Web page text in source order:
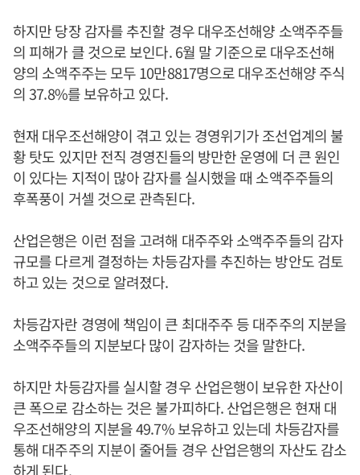
하지만 당장 감자를 추진할 경우 대우조선해양 소액주주들
의 피해가 클 것으로 보인다. 6월 말 기준으로 대우조선해
양의 소액주주는 모두 10만8817명으로 대우조선해양 주식
의 37.8%를 보유하고 있다.
현재 대우조선해양이 겪고 있는 경영위기가 조선업계의 불
황 탓도 있지만 전직 경영진들의 방만한 운영에 더 큰 원인
이 있다는 지적이 많아 감자를 실시했을 때 소액주주들의
후폭풍이 거셀 것으로 관측된다.
산업은행은 이런 점을 고려해 대주주와 소액주주들의 감자
규모를 다르게 결정하는 차등감자를 추진하는 방안도 검토
하고 있는 것으로 알려졌다.
차등감자란 경영에 책임이 큰 최대주주 등 대주주의 지분을
소액주주들의 지분보다 많이 감자하는 것을 말한다.
하지만 차등감자를 실시할 경우 산업은행이 보유한 자산이
큰 폭으로 감소하는 것은 불가피하다. 산업은행은 현재 대
우조선해양의 지분을 49.7% 보유하고 있는데 차등감자를
통해 대주주의 지분이 줄어들 경우 산업은행의 자산도 감소
하게 된다.